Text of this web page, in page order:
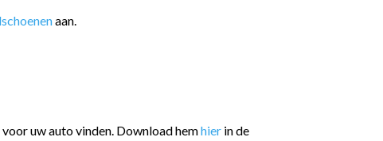
aan.
uw auto vinden. Download hemhier in de